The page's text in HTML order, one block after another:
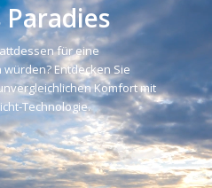
für eine
Entdecken Sie
Komfort mit
Technologie.